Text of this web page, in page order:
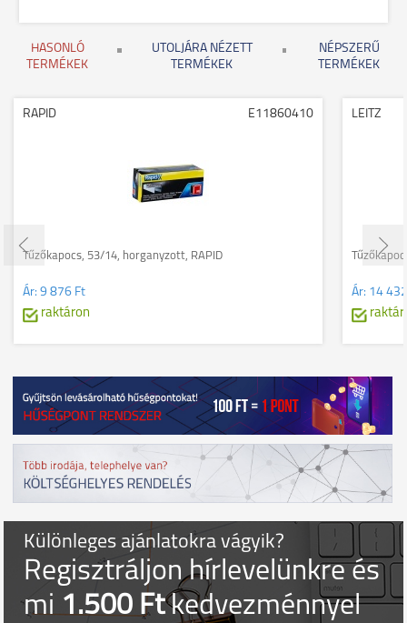
HASONLÓ
TERMÉKEK
UTOLJÁRA NÉZETT
TERMÉKEK
NÉPSZERŰ
TERMÉKEK
RAPID E11860410
Tűzőkapocs, 53/14, horganyzott, RAPID
Ár: 9 876 Ft
raktáron
LEITZ
Ár: 14
Különleges ajánlatokra vágyik?
Regisztráljon hírlevelünkre és
mi1.500 Ftkedvezménnyel